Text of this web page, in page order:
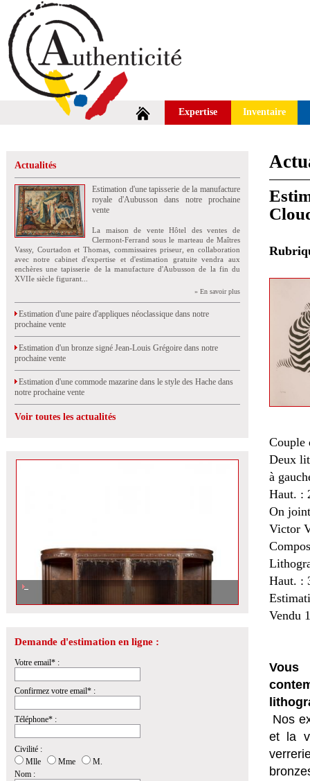
Expertise Inventaire
Actualités
Estimation d'une tapisserie de la manufacture
royale d'Aubusson dans notre prochaine
vente
La maison de vente Hôtel des ventes de
Clermont-Ferrand sous le marteau de Maîtres
Vassy, Courtadon et Thomas, commissaires priseur, en collaboration
avec notre cabinet d'expertise et d'estimation gratuite vendra aux
enchères une tapisserie de la manufacture d'Aubusson de la fin du
XVIIe siècle figurant...
» En savoir plus
Estimation d'une paire d'appliques néoclassique dans notre
prochaine vente
Estimation d'un bronze signé Jean-Louis Grégoire dans notre
prochaine vente
Estimation d'une commode mazarine dans le style des Hache dans
notre prochaine vente
Voir toutes les actualités
Demande d'estimation en ligne :
Votre email* :
Confirmez votre email* :
Téléphone* :
Civilité :
Mlle
Mme
M.
Nom :
Couple
Deux
à
Haut. :
On
Victor
Haut. :
Vendu
Nos
et la